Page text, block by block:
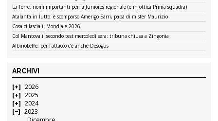
La Torre, nomi importanti per la Juniores regionale (e in ottica Prima squadra)
Atalanta in lutto: è scomparso Amerigo Sarri, papà di mister Maurizio
Cosa ci lascia il Mondiale 2026
Col Mantova il secondo test mercoledì sera: tribuna chiusa a Zingonia
AlbinoLeffe, per l’attacco c’è anche Desogus
ARCHIVI
2026
2025
2024
2023